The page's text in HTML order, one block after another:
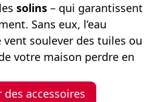
solins – qui garantissent
Sans eux, l’eau
vent soulever des tuiles ou
votre maison perdre en
accessoires